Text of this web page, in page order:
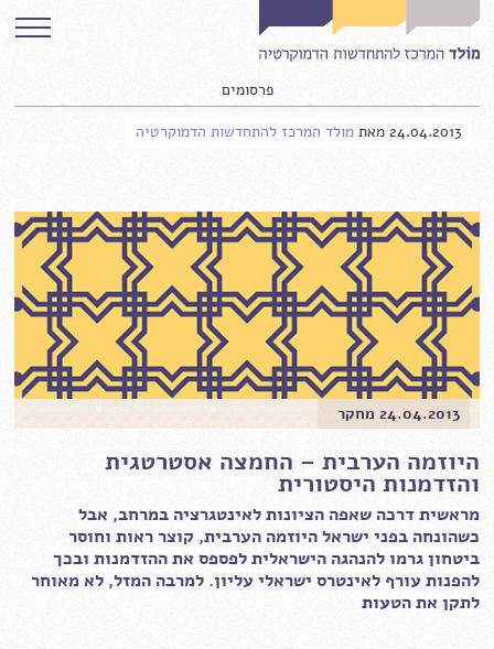
פרסומים
24.04.2013 מאת מולד המרכז להתחדשות הדמוקרטיה
24.04.2013 מחקר
היוזמה הערבית – החמצה אסטרטגית
והזדמנות היסטורית
מראשית דרכה שאפה הציונות לאינטגרציה במרחב, אבל
כשהונחה בפני ישראל היוזמה הערבית, קוצר ראות וחוסר
ביטחון גרמו להנהגה הישראלית לפספס את ההזדמנות ובכך
להפנות עורף לאינטרס ישראלי עליון. למרבה המזל, לא מאוחר
לתקן את הטעות